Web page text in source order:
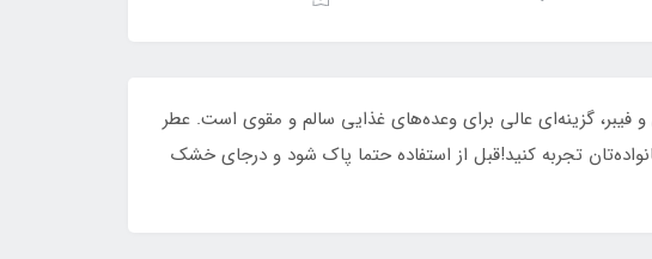
را تجربه کنید! این محصول ۹۰۰ گرمی سرشار از پروتئین و فیبر، گزینه‌ای عالی برای وعده‌های غذایی سالم و مقوی است. عطر
تجربه کنید!قبل از استفاده حتما پاک شود و درجای خشک